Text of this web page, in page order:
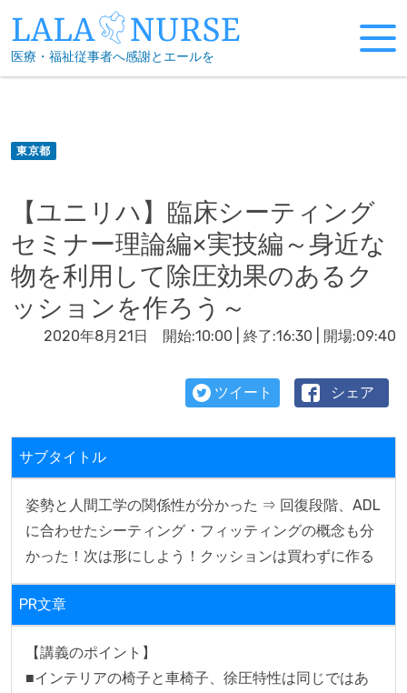
to
content
医療・福祉従事者へ感謝とエールを
東京都
【ユニリハ】臨床シーティング
セミナー理論編×実技編～身近な
物を利用して除圧効果のあるク
ッションを作ろう～
2020年8月21日 開始:10:00 | 終了:16:30 | 開場:09:40
ツイート シェア
サブタイトル
姿勢と人間工学の関係性が分かった ⇒ 回復段階、ADL
に合わせたシーティング・フィッティングの概念も分
かった！次は形にしよう！クッションは買わずに作る
PR文章
【講義のポイント】
■インテリアの椅子と車椅子、徐圧特性は同じではあ